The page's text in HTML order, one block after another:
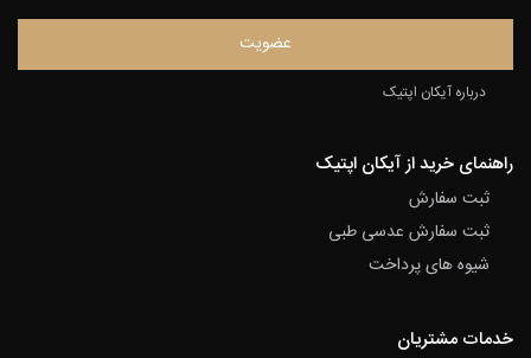
درباره آیکان اپتیک
راهنمای خرید از آیکان اپتیک
ثبت سفارش
ثبت سفارش عدسی طبی
شیوه های پرداخت
خدمات مشتریان